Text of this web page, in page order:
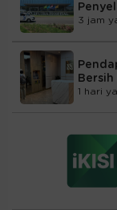
3 jam
1 hari